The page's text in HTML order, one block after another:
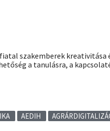
szakemberek
a tanulásra, a
AEDIH